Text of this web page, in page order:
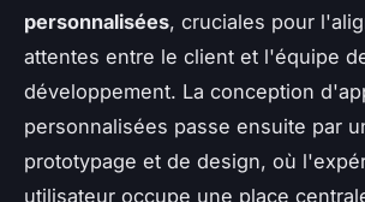
personnalisées, cruciales pour
attentes entre le client et l'équipe
développement. La conception
personnalisées passe ensuite par
prototypage et de design, où
utilisateur occupe une place